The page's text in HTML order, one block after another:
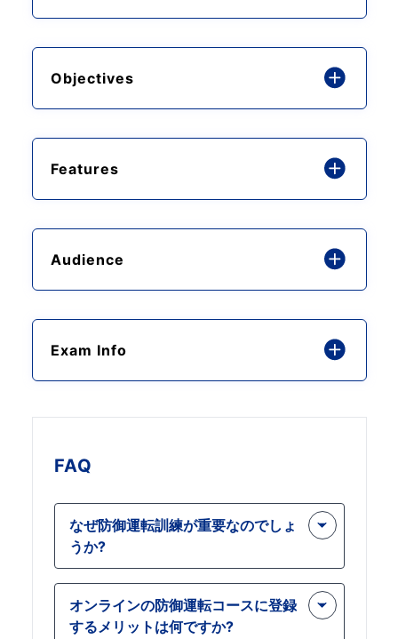
Objectives
Features
Audience
Exam Info
FAQ
なぜ防御運転訓練が重要なのでしょ
うか?
防御運転訓練は、事故を防止し、安全
な運転を確保するために非常に重要で
す。このトレーニングでは、交通安全
オンラインの防御運転コースに登録
するメリットは何ですか?